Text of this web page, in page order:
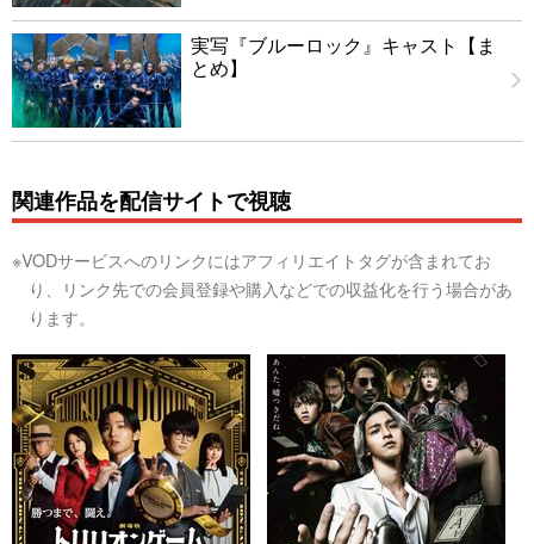
実写『ブルーロック』キャスト【ま
とめ】
関連作品を配信サイトで視聴
※VODサービスへのリンクにはアフィリエイトタグが含まれてお
り、リンク先での会員登録や購入などでの収益化を行う場合があ
ります。